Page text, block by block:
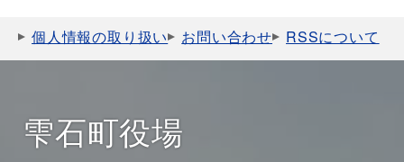
個人情報の取り扱い お問い合わせ RSSについて
雫石町役場